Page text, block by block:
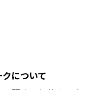
について